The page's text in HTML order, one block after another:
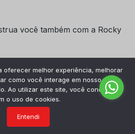
você também com a Rocky
oferecer melhor experiência, melhorar
como você interage em nosso site e
Ao utilizar este site, você concorda
o uso de cookies.
Entendi